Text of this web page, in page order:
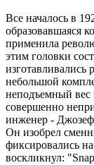
Все началось в
образовавшаяся
применила
этим головки
небольшой
неподъемный вес
совершенно
инженер -
Он изобрел
фиксировались
воскликнул: